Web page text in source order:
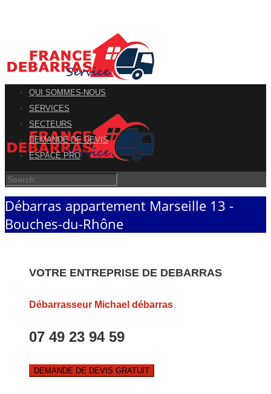
QUI SOMMES-NOUS
SERVICES
SECTEURS
DEMANDE DE DEVIS
ESPACE PRO
Débarras appartement Marseille 13 -
Bouches-du-Rhône
VOTRE ENTREPRISE DE DEBARRAS
Débarrasseur Michael débarras
07 49 23 94 59
DEMANDE DE DEVIS GRATUIT